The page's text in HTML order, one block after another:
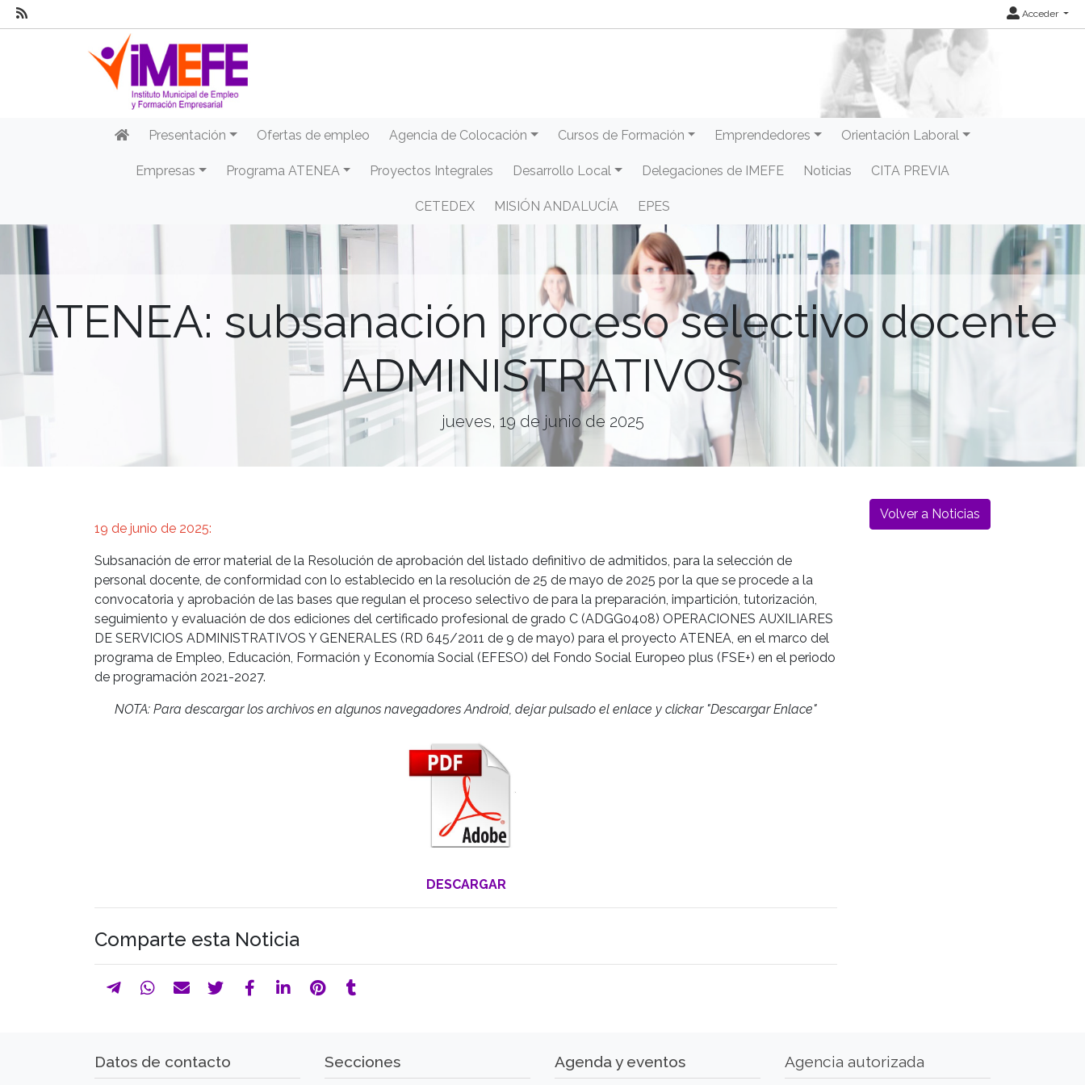
Acceder
Presentación Ofertas de empleo Agencia de Colocación Cursos de Formación Emprendedores Orientación Laboral
Empresas Programa ATENEA Proyectos Integrales Desarrollo Local Delegaciones de IMEFE Noticias CITA PREVIA
CETEDEX MISIÓN ANDALUCÍA EPES
ATENEA: subsanación proceso selectivo docente
ADMINISTRATIVOS
jueves, 19 de junio de 2025
19 de junio de 2025:
Subsanación de error material de la Resolución de aprobación del listado definitivo de admitidos, para la selección de
personal docente, de conformidad con lo establecido en la resolución de 25 de mayo de 2025 por la que se procede a la
convocatoria y aprobación de las bases que regulan el proceso selectivo de para la preparación, impartición, tutorización,
seguimiento y evaluación de dos ediciones del certificado profesional de grado C (ADGG0408) OPERACIONES AUXILIARES
DE SERVICIOS ADMINISTRATIVOS Y GENERALES (RD 645/2011 de 9 de mayo) para el proyecto ATENEA, en el marco del
programa de Empleo, Educación, Formación y Economía Social (EFESO) del Fondo Social Europeo plus (FSE+) en el periodo
de programación 2021-2027.
NOTA: Para descargar los archivos en algunos navegadores Android, dejar pulsado el enlace y clickar "Descargar Enlace"
DESCARGAR
Comparte esta Noticia
Volver a Noticias
Datos de contacto Secciones Agenda y eventos Agencia autorizada